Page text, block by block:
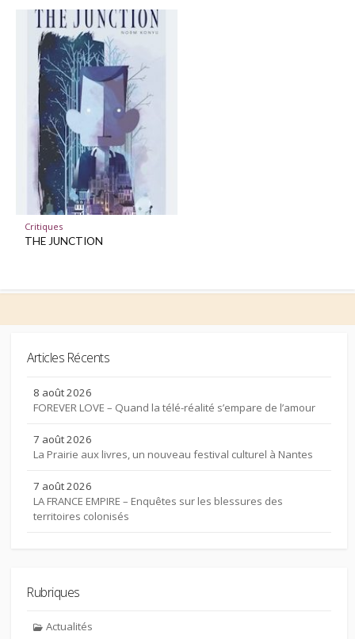
Critiques
THE JUNCTION
Articles Récents
8 août 2026
FOREVER LOVE – Quand la télé-réalité s’empare de l’amour
7 août 2026
La Prairie aux livres, un nouveau festival culturel à Nantes
7 août 2026
LA FRANCE EMPIRE – Enquêtes sur les blessures des
territoires colonisés
Rubriques
Actualités